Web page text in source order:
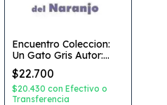
Encuentro Coleccion:
Un Gato Gris Autor:
Seoha Lim Editorial: Del
Naranjo
$22.700
$20.430con Efectivo o
Transferencia